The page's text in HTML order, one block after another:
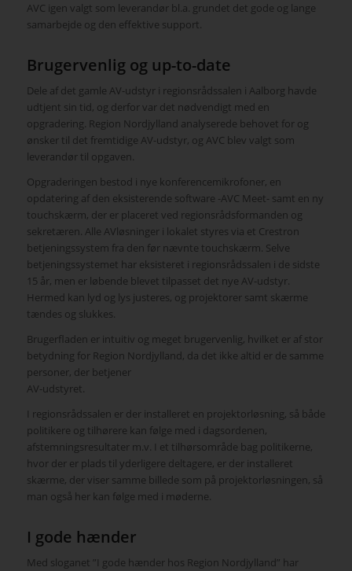
AVC igen valgt som leverandør bl.a. grundet det gode og lange
samarbejde og den effektive support.
Brugervenlig og up-to-date
Dele af det gamle AV-udstyr i regionsrådssalen i Aalborg havde
udtjent sin tid, og derfor var det nødvendigt med en
opgradering. Region Nordjylland analyserede behovet for og
ønsker til det fremtidige AV-udstyr, og AVC blev valgt som
leverandør til opgaven.
Opgraderingen bestod i nye konferencemikrofoner, en
opdatering af den eksisterende software -AVC Meet- samt en ny
touchskærm, der er placeret ved regionsrådsformanden og
sekretæren. Alle AVløsninger i lokalet styres via et Crestron
betjeningssystem fra den før nævnte touchskærm. Selve
betjeningssystemet har eksisteret i regionsrådssalen i de sidste
15 år, men er løbende blevet tilpasset det nye AV-udstyr.
Hermed kan lyd og lys justeres, og projektorer samt skærme
tændes og slukkes.
Brugerfladen er intuitiv og meget brugervenlig, hvilket er af stor
betydning for Region Nordjylland, da det ikke altid er de samme
personer, der betjener
AV-udstyret.
I regionsrådssalen er der installeret en projektorløsning, så både
politikere og tilhørere kan følge med i dagsordenen,
afstemningsresultater m.v. I et tilhørsområde bag politikerne,
hvor der er plads til yderligere deltagere, er der installeret
skærme, der viser samme billede som på projektorløsningen, så
man også her kan følge med i møderne.
I gode hænder
Med sloganet ”I gode hænder hos Region Nordjylland” har